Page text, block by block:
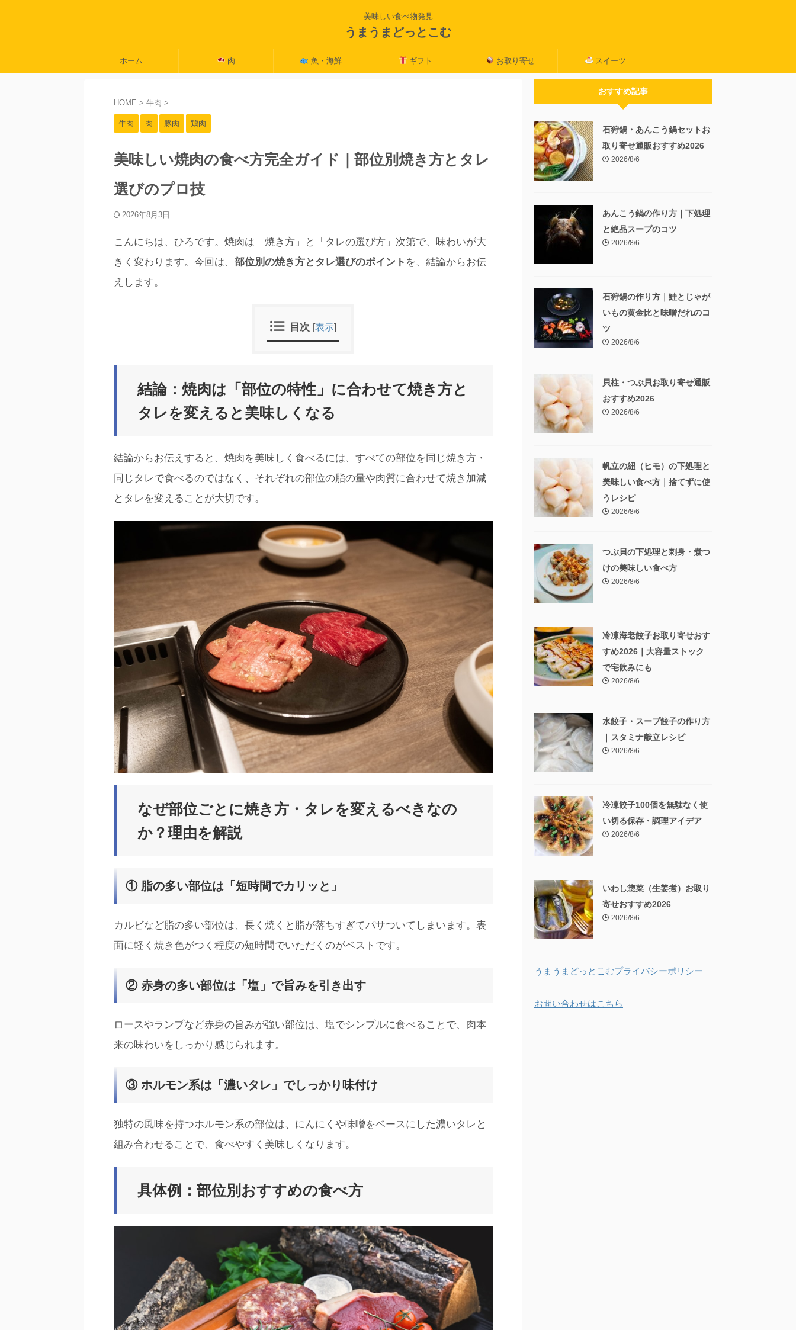
美味しい食べ物発見
うまうまどっとこむ
ホーム 肉 魚・海鮮 ギフト お取り寄せ スイーツ
HOME > 牛肉 >
牛肉 肉 豚肉 鶏肉
美味しい焼肉の食べ方完全ガイド｜部位別焼き方とタレ
選びのプロ技
2026年8月3日
こんにちは、ひろです。焼肉は「焼き方」と「タレの選び方」次第で、味わいが大
きく変わります。今回は、 部位別の焼き方とタレ選びのポイント を、結論からお伝
えします。
目次 [表示]
結論：焼肉は「部位の特性」に合わせて焼き方と
タレを変えると美味しくなる
結論からお伝えすると、焼肉を美味しく食べるには、すべての部位を同じ焼き方・
同じタレで食べるのではなく、それぞれの部位の脂の量や肉質に合わせて焼き加減
とタレを変えることが大切です。
なぜ部位ごとに焼き方・タレを変えるべきなの
か？理由を解説
① 脂の多い部位は「短時間でカリッと」
カルビなど脂の多い部位は、長く焼くと脂が落ちすぎてパサついてしまいます。表
面に軽く焼き色がつく程度の短時間でいただくのがベストです。
② 赤身の多い部位は「塩」で旨みを引き出す
ロースやランプなど赤身の旨みが強い部位は、塩でシンプルに食べることで、肉本
来の味わいをしっかり感じられます。
③ ホルモン系は「濃いタレ」でしっかり味付け
独特の風味を持つホルモン系の部位は、にんにくや味噌をベースにした濃いタレと
組み合わせることで、食べやすく美味しくなります。
具体例：部位別おすすめの食べ方
おすすめ記事
石狩鍋・あんこう鍋セットお
取り寄せ通販おすすめ2026
2026/8/6
あんこう鍋の作り方｜下処理
と絶品スープのコツ
2026/8/6
石狩鍋の作り方｜鮭とじゃが
いもの黄金比と味噌だれのコ
ツ
2026/8/6
貝柱・つぶ貝お取り寄せ通販
おすすめ2026
2026/8/6
帆立の紐（ヒモ）の下処理と
美味しい食べ方｜捨てずに使
うレシピ
2026/8/6
つぶ貝の下処理と刺身・煮つ
けの美味しい食べ方
2026/8/6
冷凍海老餃子お取り寄せおす
すめ2026｜大容量ストック
で宅飲みにも
2026/8/6
水餃子・スープ餃子の作り方
｜スタミナ献立レシピ
2026/8/6
冷凍餃子100個を無駄なく使
い切る保存・調理アイデア
2026/8/6
いわし惣菜（生姜煮）お取り
寄せおすすめ2026
2026/8/6
うまうまどっとこむプライバシーポリシー
お問い合わせはこちら